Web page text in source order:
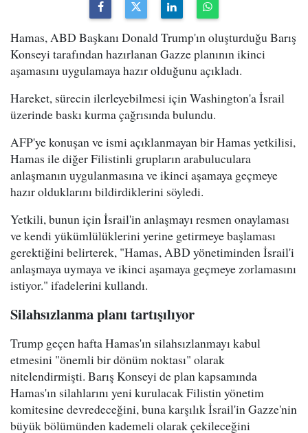
Hamas, ABD Başkanı Donald Trump'ın oluşturduğu Barış
Konseyi tarafından hazırlanan Gazze planının ikinci
aşamasını uygulamaya hazır olduğunu açıkladı.
Hareket, sürecin ilerleyebilmesi için Washington'a İsrail
üzerinde baskı kurma çağrısında bulundu.
AFP'ye konuşan ve ismi açıklanmayan bir Hamas yetkilisi,
Hamas ile diğer Filistinli grupların arabuluculara
anlaşmanın uygulanmasına ve ikinci aşamaya geçmeye
hazır olduklarını bildirdiklerini söyledi.
Yetkili, bunun için İsrail'in anlaşmayı resmen onaylaması
ve kendi yükümlülüklerini yerine getirmeye başlaması
gerektiğini belirterek, "Hamas, ABD yönetiminden İsrail'i
anlaşmaya uymaya ve ikinci aşamaya geçmeye zorlamasını
istiyor." ifadelerini kullandı.
Silahsızlanma planı tartışılıyor
Trump geçen hafta Hamas'ın silahsızlanmayı kabul
etmesini "önemli bir dönüm noktası" olarak
nitelendirmişti. Barış Konseyi de plan kapsamında
Hamas'ın silahlarını yeni kurulacak Filistin yönetim
komitesine devredeceğini, buna karşılık İsrail'in Gazze'nin
büyük bölümünden kademeli olarak çekileceğini